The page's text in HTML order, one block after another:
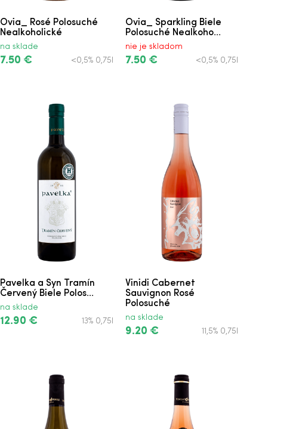
Ovia_ Rosé Polosuché
Nealkoholické
na sklade
7.50 € <0,5% 0,75l
Ovia_ Sparkling Biele
Polosuché Nealkoho...
nie je skladom
7.50 € <0,5% 0,75l
Pavelka a Syn Tramín
Červený Biele Polos...
na sklade
12.90 € 13% 0,75l
Vinidi Cabernet
Sauvignon Rosé
Polosuché
na sklade
9.20 € 11,5% 0,75l